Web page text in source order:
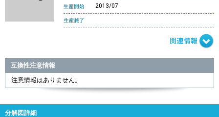
2013/07
互換性注意情報
注意情報はありません。
分解図詳細